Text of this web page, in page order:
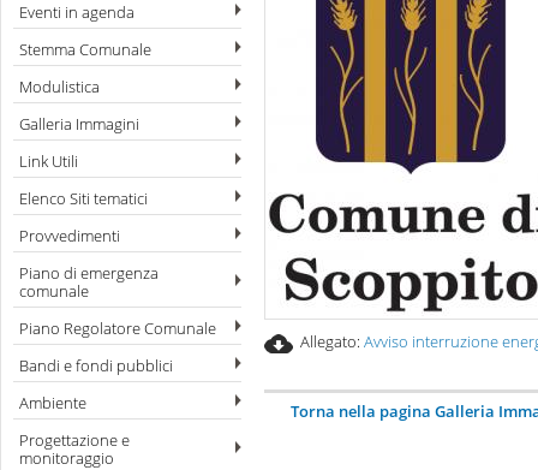
Eventi in agenda
Stemma Comunale
Modulistica
Galleria Immagini
Link Utili
Elenco Siti tematici
Provvedimenti
Piano di emergenza
comunale
Piano Regolatore Comunale
Bandi e fondi pubblici
Ambiente
Progettazione e
monitoraggio
Allegato: Avviso interruzione
Torna nella pagina Galleria